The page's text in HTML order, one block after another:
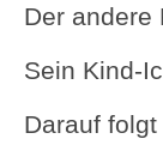
Der andere
Sein Kind-
Darauf